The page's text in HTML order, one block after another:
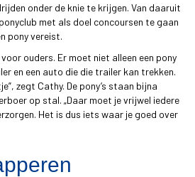
onder de knie te krijgen. Van daaruit
met als doel concoursen te gaan
pony vereist.
ouders. Er moet niet alleen een pony
en een auto die die trailer kan trekken.
zegt Cathy. De pony’s staan bijna
op stal. „Daar moet je vrijwel iedere
Het is dus iets waar je goed over